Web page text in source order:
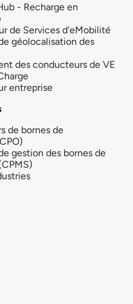
- Recharge en
de Services d'eMobilité
géolocalisation des
des conducteurs de VE
entreprise
de bornes de
gestion des bornes de